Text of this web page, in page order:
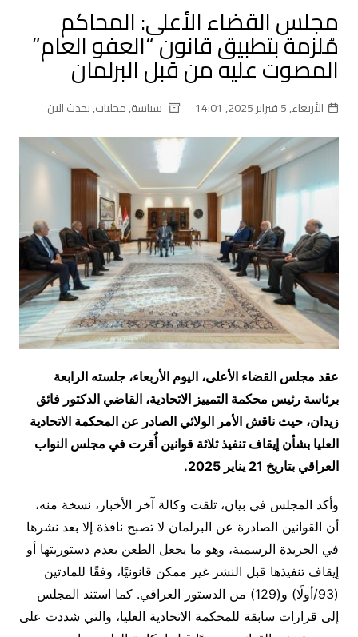
مجلس القضاء الأعلى: المحاكم
مُلزمة بتطبيق قانون “العفو العام”
المصوت عليه من قبل البرلمان
الأربعاء, 5 فبراير 2025, 14:01 سياسة,محليات,يحدث الان
عقد مجلس القضاء الأعلى، اليوم الأربعاء، جلسته الرابعة
برئاسة رئيس محكمة التمييز الاتحادية، القاضي الدكتور فائق
زيدان، حيث ناقش الأمر الولائي الصادر عن المحكمة الاتحادية
العليا بشأن إيقاف تنفيذ ثلاثة قوانين أُقرت في مجلس النواب
العراقي بتاريخ 21 يناير 2025.
وأكد المجلس في بيان، تلقت وكالة آخر الأخبار، نسخة منه،
أن القوانين الصادرة عن البرلمان لا تصبح نافذة إلا بعد نشرها
في الجريدة الرسمية، وهو ما يجعل الطعن بعدم دستوريتها أو
إيقاف تنفيذها قبل النشر غير ممكن قانونيًا، وفقًا للمادتين
(93/أولًا) و(129) من الدستور العراقي. كما استند المجلس
إلى قرارات سابقة للمحكمة الاتحادية العليا، والتي شددت على